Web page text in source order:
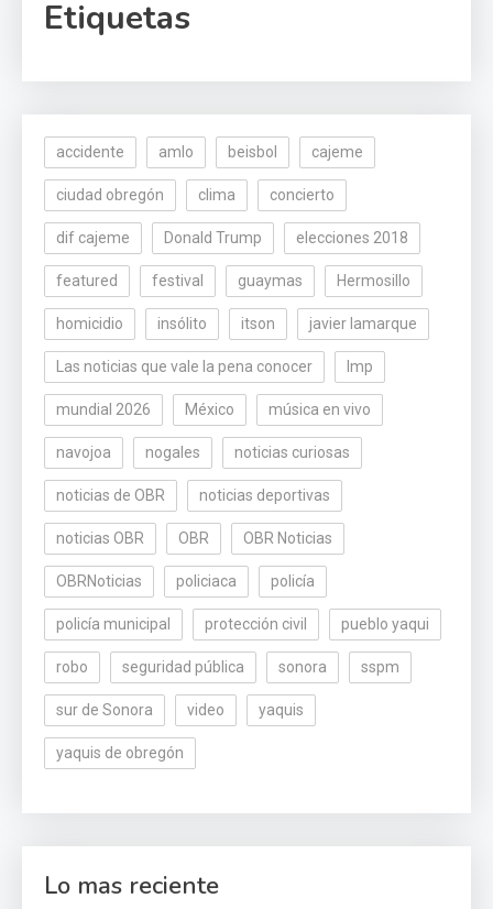
Etiquetas
accidente amlo beisbol cajeme
ciudad obregón clima concierto
dif cajeme Donald Trump elecciones 2018
featured festival guaymas Hermosillo
homicidio insólito itson javier lamarque
Las noticias que vale la pena conocer lmp
mundial 2026 México música en vivo
navojoa nogales noticias curiosas
noticias de OBR noticias deportivas
noticias OBR OBR OBR Noticias
OBRNoticias policiaca policía
policía municipal protección civil pueblo yaqui
robo seguridad pública sonora sspm
sur de Sonora video yaquis
yaquis de obregón
Lo mas reciente